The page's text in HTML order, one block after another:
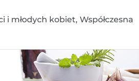
młodych kobiet, Współczesna